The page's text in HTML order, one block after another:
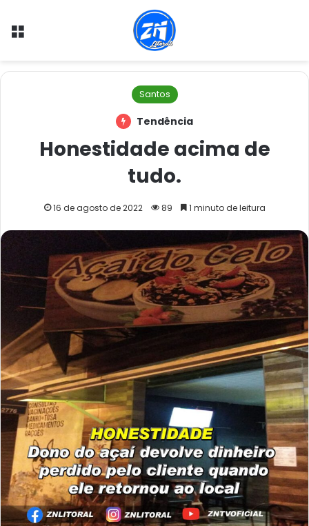
Menu
Santos
Tendência
Honestidade acima de
tudo.
16 de agosto de 2022 89 1 minuto de leitura